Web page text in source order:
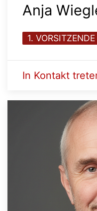
Anja
1. VORSITZENDE
In Kontakt